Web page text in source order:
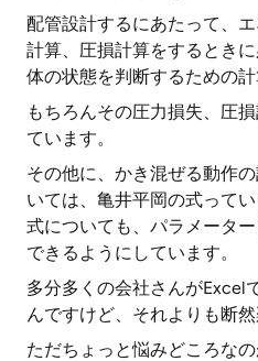
配管設計するにあたって、
計算、圧損計算をするとき
体の状態を判断するための計
もちろんその圧力損失、圧
ています。
その他に、かき混ぜる動作
いては、亀井平岡の式って
式についても、パラメータ
できるようにしています。
多分多くの会社さんがExcel
んですけど、それよりも断然
ただちょっと悩みどころな